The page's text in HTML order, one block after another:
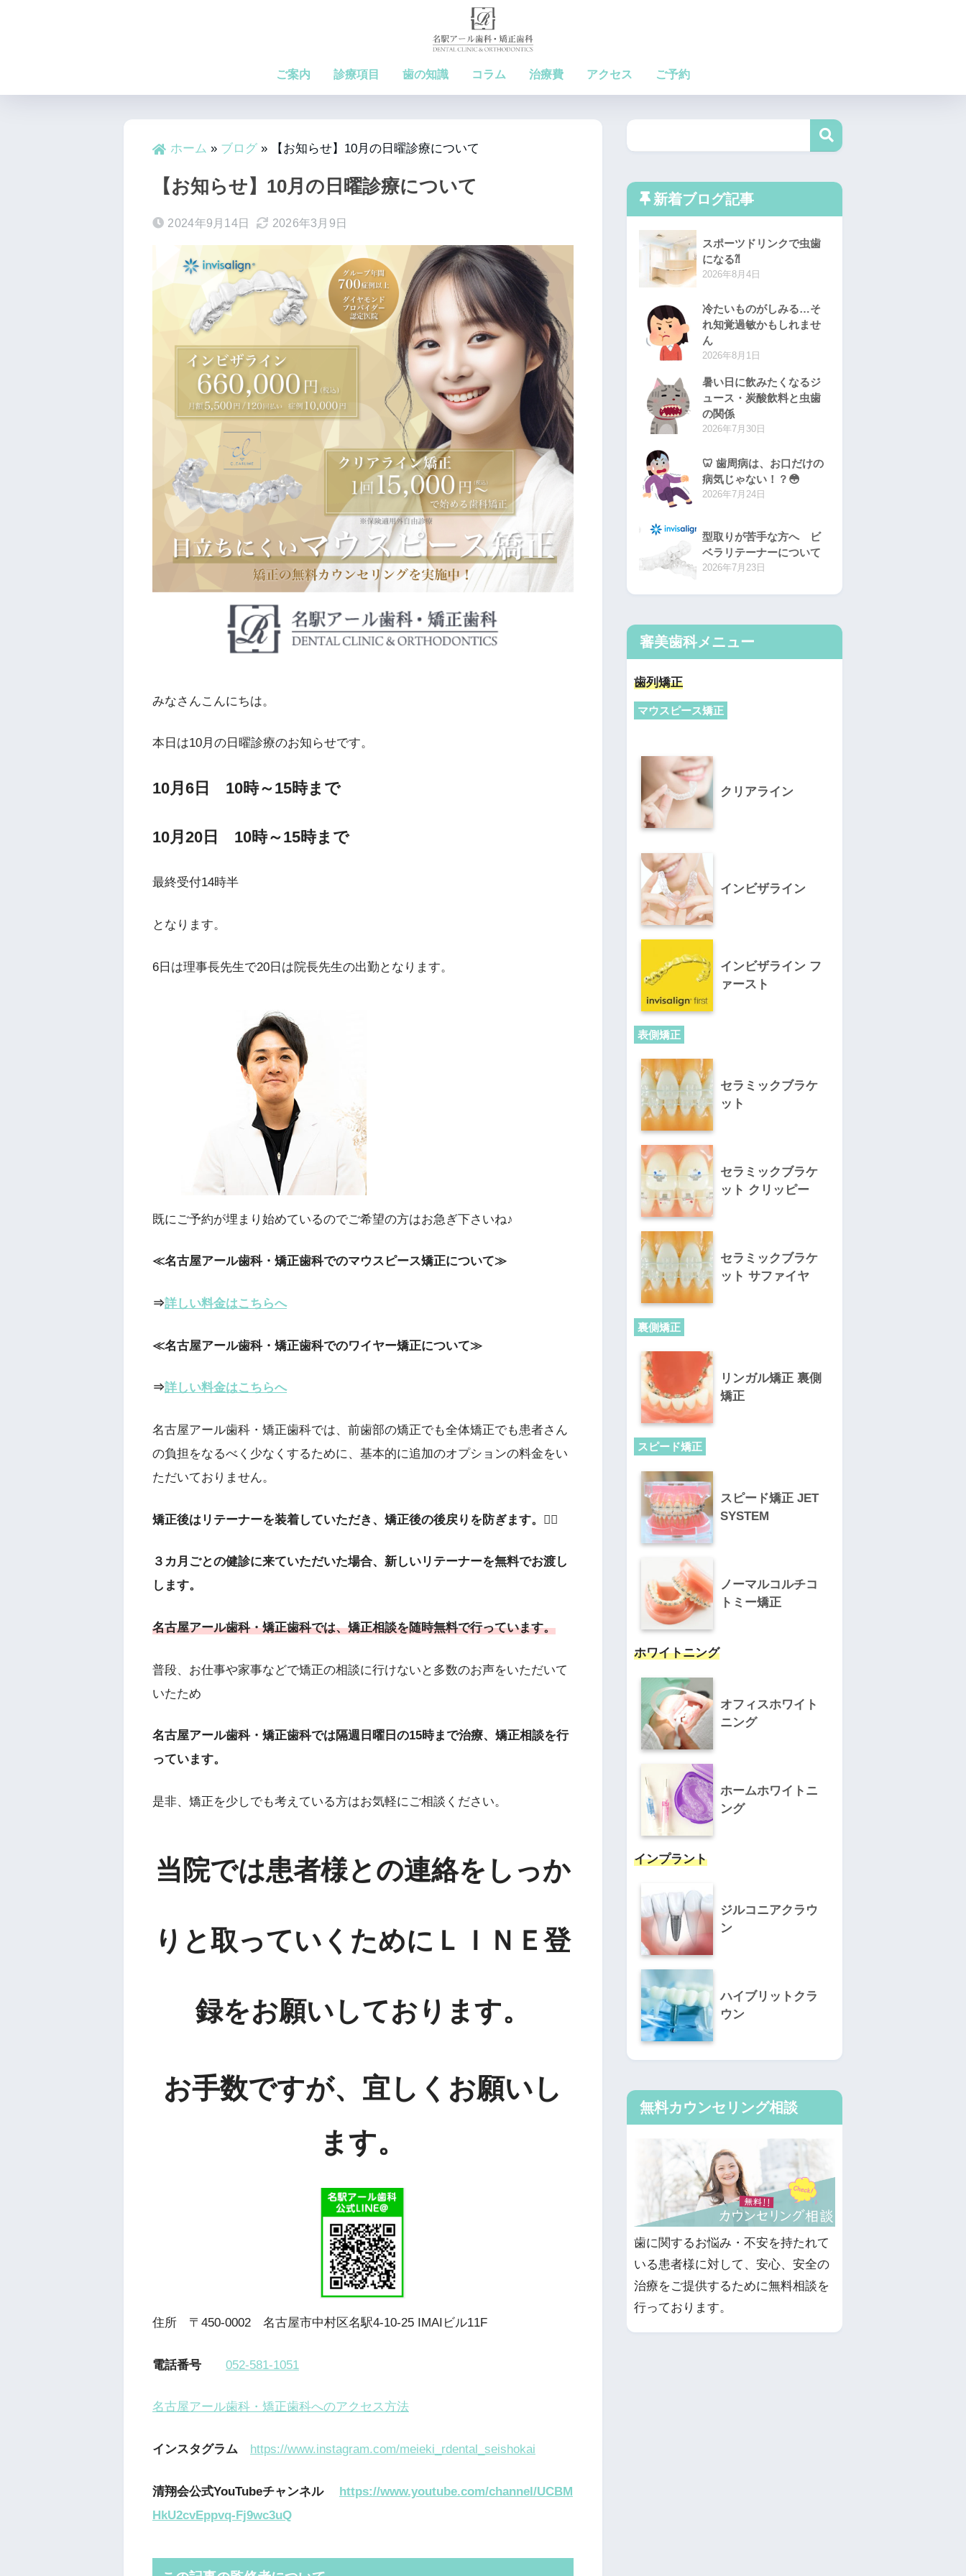
ご案内 診療項目 歯の知識 コラム 治療費 アクセス ご予約
ホーム » ブログ » 【お知らせ】10月の日曜診療について
【お知らせ】10月の日曜診療について
2024年9月14日 2026年3月9日
みなさんこんにちは。
本日は10月の日曜診療のお知らせです。
10月6日 10時～15時まで
10月20日 10時～15時まで
最終受付14時半
となります。
6日は理事長先生で20日は院長先生の出勤となります。
既にご予約が埋まり始めているのでご希望の方はお急ぎ下さいね♪
≪名古屋アール歯科・矯正歯科でのマウスピース矯正について≫
⇒詳しい料金はこちらへ
≪名古屋アール歯科・矯正歯科でのワイヤー矯正について≫
⇒詳しい料金はこちらへ
名古屋アール歯科・矯正歯科では、前歯部の矯正でも全体矯正でも患者さん
の負担をなるべく少なくするために、基本的に追加のオプションの料金をい
ただいておりません。
矯正後はリテーナーを装着していただき、矯正後の後戻りを防ぎます。 😶‍🌫️
３カ月ごとの健診に来ていただいた場合、新しいリテーナーを無料でお渡し
します。
名古屋アール歯科・矯正歯科では、矯正相談を随時無料で行っています。
普段、お仕事や家事などで矯正の相談に行けないと多数のお声をいただいて
いたため
名古屋アール歯科・矯正歯科では隔週日曜日の15時まで治療、矯正相談を行
っています。
是非、矯正を少しでも考えている方はお気軽にご相談ください。
当院では患者様との連絡をしっか
りと取っていくためにＬＩＮＥ登
録をお願いしております。
お手数ですが、宜しくお願いし
ます。
住所 〒450-0002 名古屋市中村区名駅4-10-25 IMAIビル11F
電話番号 052-581-1051
名古屋アール歯科・矯正歯科へのアクセス方法
インスタグラム https://www.instagram.com/meieki_rdental_seishokai
清翔会公式YouTubeチャンネル https://www.youtube.com/channel/UCBM
HkU2cvEppvq-Fj9wc3uQ
新着ブログ記事
スポーツドリンクで虫歯
になる⁈
2026年8月4日
冷たいものがしみる…そ
れ知覚過敏かもしれませ
ん
2026年8月1日
暑い日に飲みたくなるジ
ュース・炭酸飲料と虫歯
の関係
2026年7月30日
🦷 歯周病は、お口だけの
病気じゃない！？😳
2026年7月24日
型取りが苦手な方へ ビ
ベラリテーナーについて
2026年7月23日
審美歯科メニュー
歯列矯正
マウスピース矯正
クリアライン
インビザライン
インビザライン フ
ァースト
表側矯正
セラミックブラケ
ット
セラミックブラケ
ット クリッピー
セラミックブラケ
ット サファイヤ
裏側矯正
リンガル矯正 裏側
矯正
スピード矯正
スピード矯正 JET
SYSTEM
ノーマルコルチコ
トミー矯正
ホワイトニング
オフィスホワイト
ニング
ホームホワイトニ
ング
インプラント
ジルコニアクラウ
ン
ハイブリットクラ
ウン
無料カウンセリング相談
歯に関するお悩み・不安を持たれて
いる患者様に対して、安心、安全の
治療をご提供するために無料相談を
行っております。